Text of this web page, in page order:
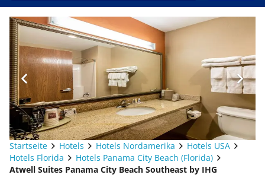
Startseite Hotels Hotels Nordamerika
Hotels USA
Hotels Florida
Hotels Panama City Beach (Florida)
Atwell Suites Panama City Beach Southeast by IHG